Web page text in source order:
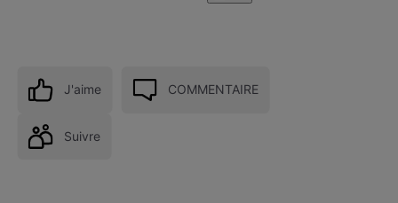
J'aime COMMENTAIRE
Suivre